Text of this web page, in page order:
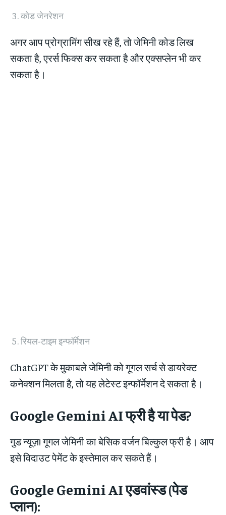
कोड जेनरेशन
अगर आप प्रोग्रामिंग सीख रहे हैं, तो जेमिनी कोड लिख
सकता है, एरर्स फिक्स कर सकता है और एक्सप्लेन भी कर
सकता है।
रियल-टाइम इन्फॉर्मेशन
ChatGPT के मुकाबले जेमिनी को गूगल सर्च से डायरेक्ट
कनेक्शन मिलता है, तो यह लेटेस्ट इन्फॉर्मेशन दे सकता है।
Google Gemini AIफ्री है या पेड?
गुड न्यूज़! गूगल जेमिनी का बेसिक वर्जन बिल्कुल फ्री है। आप
इसे विदाउट पेमेंट के इस्तेमाल कर सकते हैं।
Google Gemini AIएडवांस्ड (पेड
प्लान):